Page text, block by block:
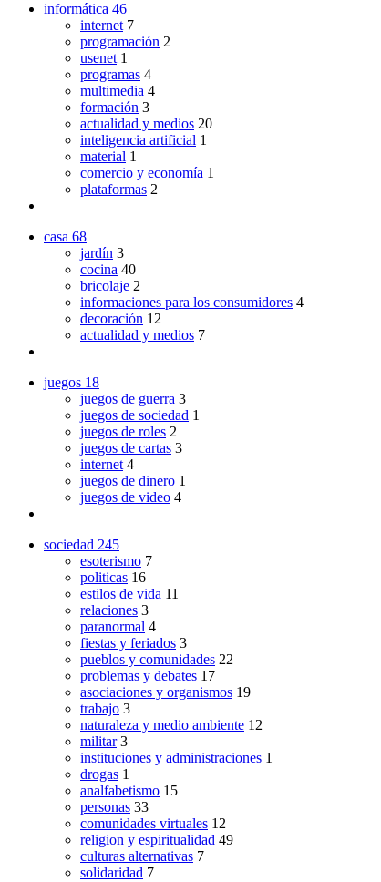
informática 46
internet 7
programación 2
usenet 1
programas 4
multimedia 4
formación 3
actualidad y medios 20
inteligencia artificial 1
material 1
comercio y economía 1
plataformas 2
casa 68
jardín 3
cocina 40
bricolaje 2
informaciones para los consumidores 4
decoración 12
actualidad y medios 7
juegos 18
juegos de guerra 3
juegos de sociedad 1
juegos de roles 2
juegos de cartas 3
internet 4
juegos de dinero 1
juegos de video 4
sociedad 245
esoterismo 7
politicas 16
estilos de vida 11
relaciones 3
paranormal 4
fiestas y feriados 3
pueblos y comunidades 22
problemas y debates 17
asociaciones y organismos 19
trabajo 3
naturaleza y medio ambiente 12
militar 3
instituciones y administraciones 1
drogas 1
analfabetismo 15
personas 33
comunidades virtuales 12
religion y espiritualidad 49
culturas alternativas 7
solidaridad 7